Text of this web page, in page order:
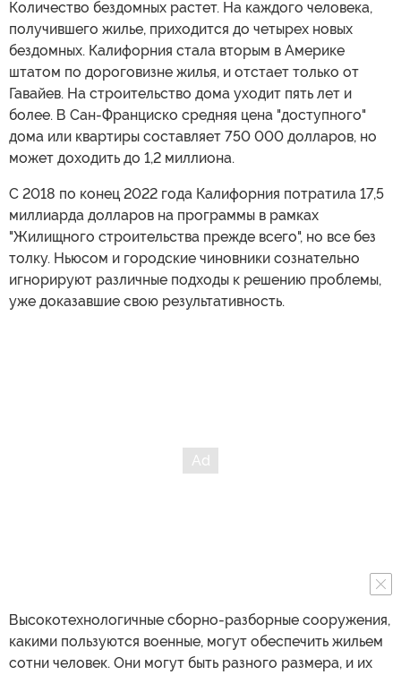
Количество бездомных растет. На каждого человека,
получившего жилье, приходится до четырех новых
бездомных. Калифорния стала вторым в Америке
штатом по дороговизне жилья, и отстает только от
Гавайев. На строительство дома уходит пять лет и
более. В Сан-Франциско средняя цена "доступного"
дома или квартиры составляет 750 000 долларов, но
может доходить до 1,2 миллиона.
С 2018 по конец 2022 года Калифорния потратила 17,5
миллиарда долларов на программы в рамках
"Жилищного строительства прежде всего", но все без
толку. Ньюсом и городские чиновники сознательно
игнорируют различные подходы к решению проблемы,
уже доказавшие свою результативность.
Высокотехнологичные сборно-разборные сооружения,
какими пользуются военные, могут обеспечить жильем
сотни человек. Они могут быть разного размера, и их